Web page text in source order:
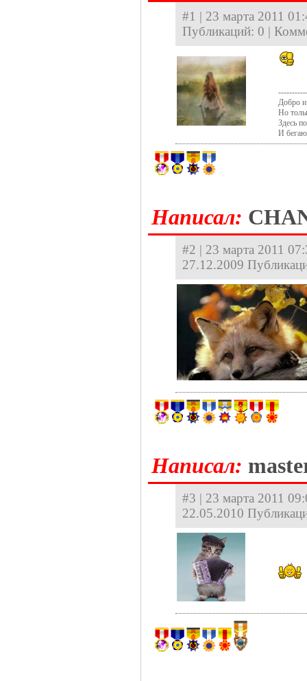
#1 | 23 марта 2011
Публикаций: 0 |
Добро и
Но
Здесь
И
Hаписал:
#2 | 23 марта 2011
27.12.2009
Hаписал:
#3 | 23 марта 2011
22.05.2010